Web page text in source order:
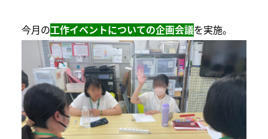
今月の工作イベントについての企画会議を実施。